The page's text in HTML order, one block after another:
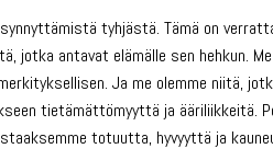
tyhjästä. Tämä on
jotka antavat elämälle sen hehkun.
Ja me olemme niitä,
tietämättömyyttä ja ääriliikkeitä.
totuutta, hyvyyttä ja